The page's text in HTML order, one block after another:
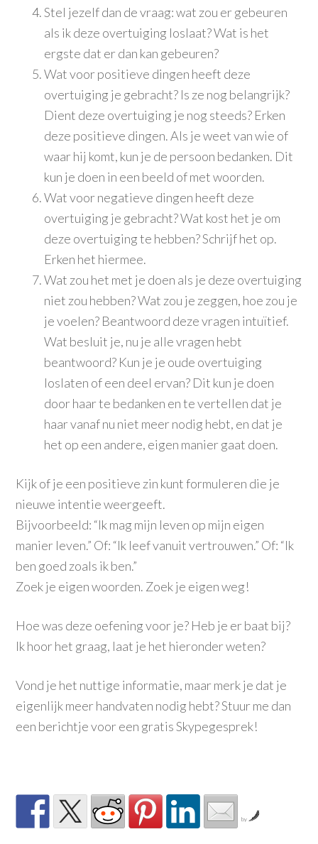
Stel jezelf dan de vraag: wat zou er gebeuren
als ik deze overtuiging loslaat? Wat is het
ergste dat er dan kan gebeuren?
Wat voor positieve dingen heeft deze
overtuiging je gebracht? Is ze nog belangrijk?
Dient deze overtuiging je nog steeds? Erken
deze positieve dingen. Als je weet van wie of
waar hij komt, kun je de persoon bedanken. Dit
kun je doen in een beeld of met woorden.
Wat voor negatieve dingen heeft deze
overtuiging je gebracht? Wat kost het je om
deze overtuiging te hebben? Schrijf het op.
Erken het hiermee.
Wat zou het met je doen als je deze overtuiging
niet zou hebben? Wat zou je zeggen, hoe zou je
je voelen? Beantwoord deze vragen intuïtief.
Wat besluit je, nu je alle vragen hebt
beantwoord? Kun je je oude overtuiging
loslaten of een deel ervan? Dit kun je doen
door haar te bedanken en te vertellen dat je
haar vanaf nu niet meer nodig hebt, en dat je
het op een andere, eigen manier gaat doen.
Kijk of je een positieve zin kunt formuleren die je
nieuwe intentie weergeeft.
Bijvoorbeeld: “Ik mag mijn leven op mijn eigen
manier leven.” Of: “Ik leef vanuit vertrouwen.” Of: “Ik
ben goed zoals ik ben.”
Zoek je eigen woorden. Zoek je eigen weg!
Hoe was deze oefening voor je? Heb je er baat bij?
Ik hoor het graag, laat je het hieronder weten?
Vond je het nuttige informatie, maar merk je dat je
eigenlijk meer handvaten nodig hebt? Stuur me dan
een berichtje voor een gratis Skypegesprek!
by